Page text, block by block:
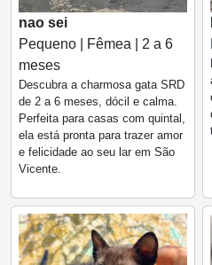
nao sei
Pequeno | Fêmea | 2 a 6
meses
Descubra a charmosa gata SRD
de 2 a 6 meses, dócil e calma.
Perfeita para casas com quintal,
ela está pronta para trazer amor
e felicidade ao seu lar em São
Vicente.